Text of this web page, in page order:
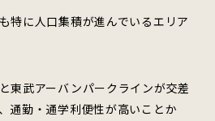
特に人口集積が進んでいるエリア
東武アーバンパークラインが交差
通勤・通学利便性が高いことか